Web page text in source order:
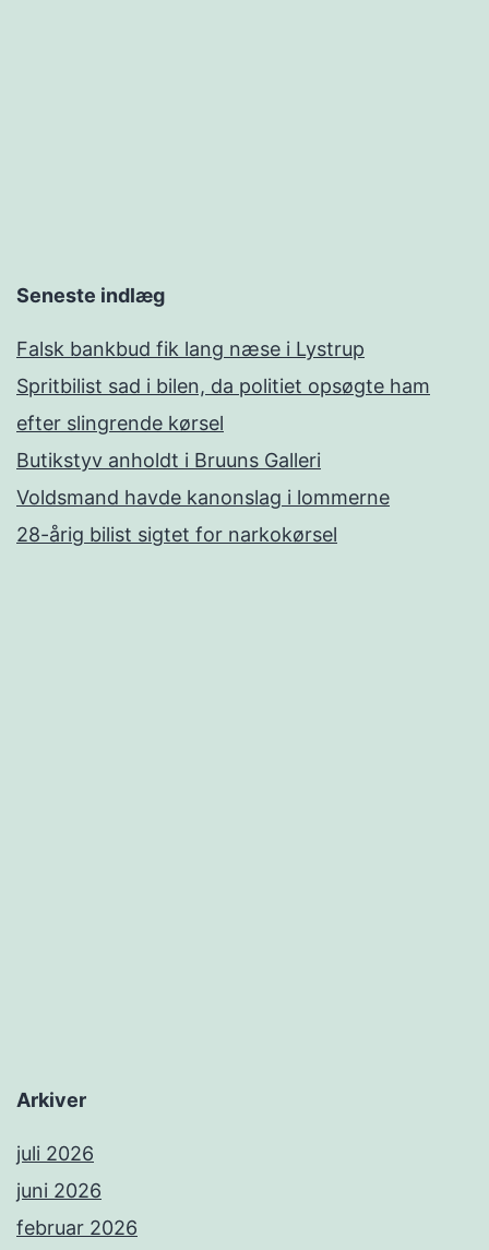
Seneste indlæg
Falsk bankbud fik lang næse i Lystrup
Spritbilist sad i bilen, da politiet opsøgte ham
efter slingrende kørsel
Butikstyv anholdt i Bruuns Galleri
Voldsmand havde kanonslag i lommerne
28-årig bilist sigtet for narkokørsel
Arkiver
juli 2026
juni 2026
februar 2026